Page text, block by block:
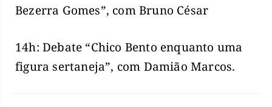
Bezerra Gomes”, com Bruno César
14h: Debate “Chico Bento enquanto uma
figura sertaneja”, com Damião Marcos.